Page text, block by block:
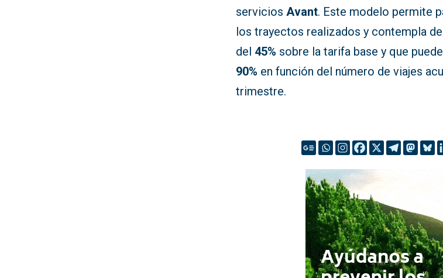
serviciosAvant. Este modelo permite
los trayectos realizados y contempla
del 45% sobre la tarifa base y que
90% en función del número de viajes
trimestre.